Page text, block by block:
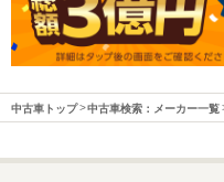
中古車トップ 中古車検索：メーカー一覧